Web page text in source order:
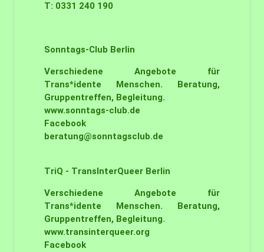
T: 0331 240 190
Sonntags-Club Berlin
Verschiedene Angebote für
Trans*idente Menschen. Beratung,
Gruppentreffen, Begleitung.
www.sonntags-club.de
Facebook
beratung@sonntagsclub.de
TriQ - TransInterQueer Berlin
Verschiedene Angebote für
Trans*idente Menschen. Beratung,
Gruppentreffen, Begleitung.
www.transinterqueer.org
Facebook